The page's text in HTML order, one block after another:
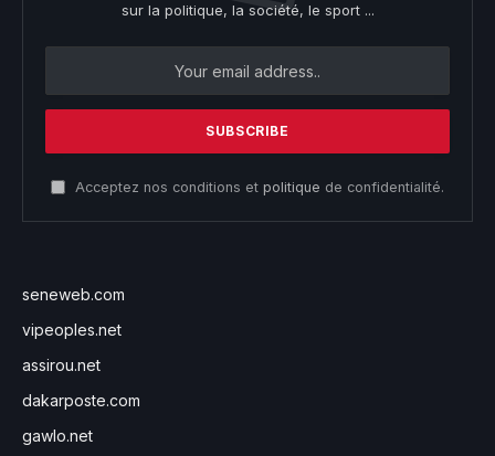
sur la politique, la société, le sport ...
Acceptez nos conditions et politique de confidentialité.
seneweb.com
vipeoples.net
assirou.net
dakarposte.com
gawlo.net